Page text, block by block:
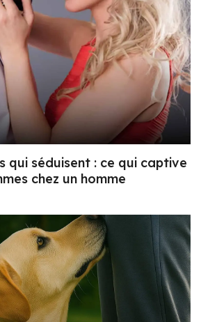
qui séduisent : ce qui captive
chez un homme